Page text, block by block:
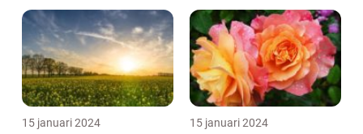
15 januari 2024 15 januari 2024